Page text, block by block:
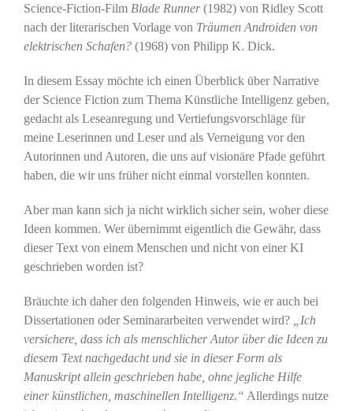
Science-Fiction-Film Blade Runner(1982) von Ridley Scott
nach der literarischen Vorlage von Träumen Androiden von
elektrischen Schafen?(1968) von Philipp K. Dick.
In diesem Essay möchte ich einen Überblick über Narrative
der Science Fiction zum Thema Künstliche Intelligenz geben,
gedacht als Leseanregung und Vertiefungsvorschläge für
meine Leserinnen und Leser und als Verneigung vor den
Autorinnen und Autoren, die uns auf visionäre Pfade geführt
haben, die wir uns früher nicht einmal vorstellen konnten.
Aber man kann sich ja nicht wirklich sicher sein, woher diese
Ideen kommen. Wer übernimmt eigentlich die Gewähr, dass
dieser Text von einem Menschen und nicht von einer KI
geschrieben worden ist?
Bräuchte ich daher den folgenden Hinweis, wie er auch bei
Dissertationen oder Seminararbeiten verwendet wird?
„Ich
versichere, dass ich als menschlicher Autor über die Ideen zu
diesem Text nachgedacht und sie in dieser Form als
Manuskript allein geschrieben habe, ohne jegliche Hilfe
einer künstlichen, maschinellen Intelligenz.“ Allerdings nutze